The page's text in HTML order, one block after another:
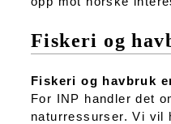
Fiskeri og
Fiskeri og havbruk
For INP handler det
naturressurser. Vi vil